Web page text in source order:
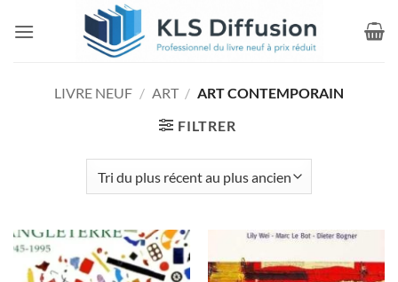
LIVRE NEUF / ART / ART CONTEMPORAIN
FILTRER